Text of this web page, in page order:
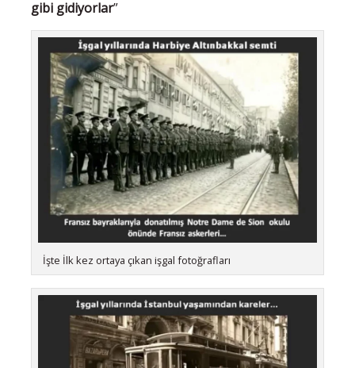
gibi gidiyorlar”
İşte İlk kez ortaya çıkan işgal fotoğrafları